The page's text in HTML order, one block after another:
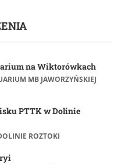
na Wiktorówkach
MB JAWORZYŃSKIEJ
PTTK w Dolinie
ROZTOKI